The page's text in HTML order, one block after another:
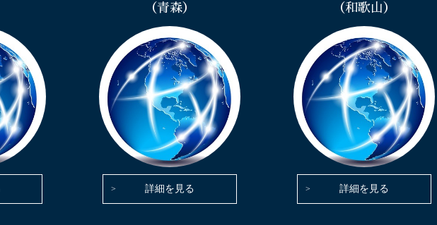
（青森）
詳細を見る
（和歌山）
詳細を見る